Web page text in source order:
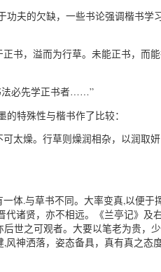
夫的欠缺，一些书论强调楷书学
书，溢而为行草。未能正书，而
必先学正书者……”
特殊性与楷书作了比较：
太燥。行草则燥润相杂，以润取
体.与草书不同。大率变真,以便于
代诸贤，亦不相远。《兰亭记》及
世之可观者。大要以笔老为贵，
风神洒落，姿态备具，真有真之态